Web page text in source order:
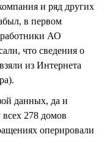
и ряд других
в первом
АО
что сведения о
из Интернета
данных, да и
всех 278 домов
оперировали